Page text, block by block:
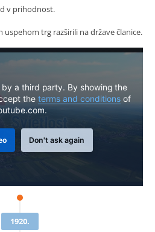
v prihodnost.
uspehom trg razširili na države članice.
a third party. By showing the
the terms and conditionsof
Don't ask again
1920.